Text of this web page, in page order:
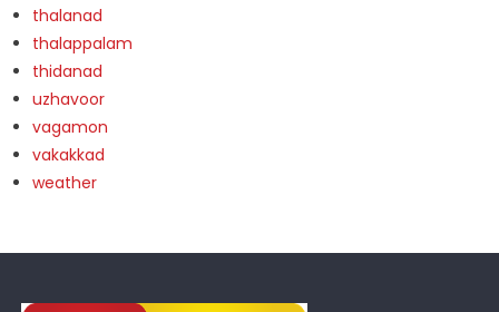
thalanad
thalappalam
thidanad
uzhavoor
vagamon
vakakkad
weather